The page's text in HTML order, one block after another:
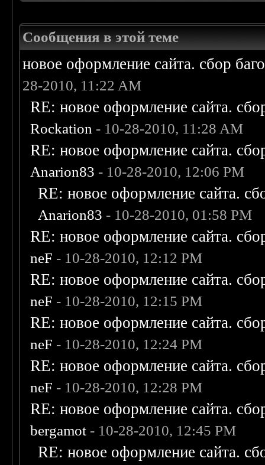
Сообщения в этой теме
новое оформление сайта. сбор
28-2010, 11:22 AM
RE: новое оформление сайта.
Rockation - 10-28-2010, 11:28 AM
RE: новое оформление сайта.
Anarion83 - 10-28-2010, 12:06 PM
RE: новое оформление сайта.
Anarion83 - 10-28-2010, 01:58 PM
RE: новое оформление сайта.
neF - 10-28-2010, 12:12 PM
RE: новое оформление сайта.
neF - 10-28-2010, 12:15 PM
RE: новое оформление сайта.
neF - 10-28-2010, 12:24 PM
RE: новое оформление сайта.
neF - 10-28-2010, 12:28 PM
RE: новое оформление сайта.
bergamot - 10-28-2010, 12:45 PM
RE: новое оформление сайта.